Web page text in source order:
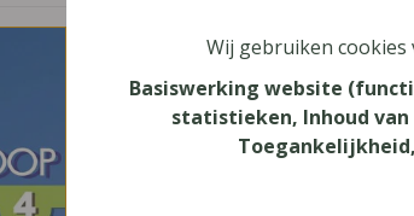
Caleidoscoop 4 ASO
Vak
Godsdienst
Wij gebruiken cookies
Basiswerking website
statistieken, Inhoud